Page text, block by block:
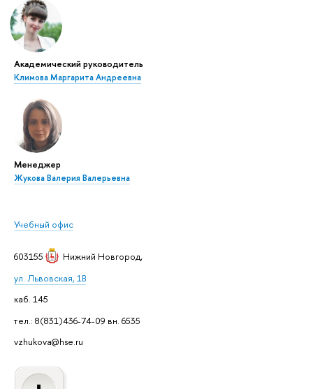
Академический руководитель
Климова Маргарита Андреевна
Менеджер
Жукова Валерия Валерьевна
Учебный офис
603155 Нижний Новгород,
ул. Львовская, 1В
каб. 145
тел.: 8(831)436-74-09 вн. 6535
vzhukova@hse.ru